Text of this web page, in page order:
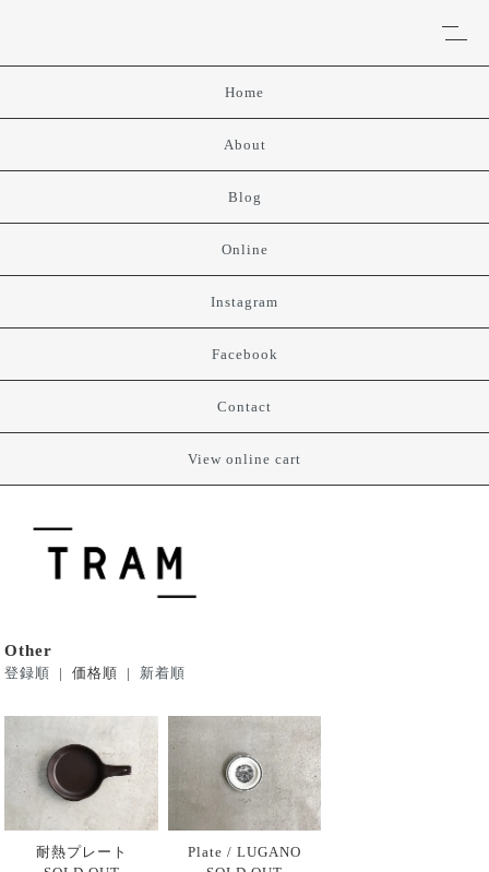
Home
About
Blog
Online
Instagram
Facebook
Contact
View online cart
Other
登録順 | 価格順 | 新着順
耐熱プレート
Plate / LUGANO